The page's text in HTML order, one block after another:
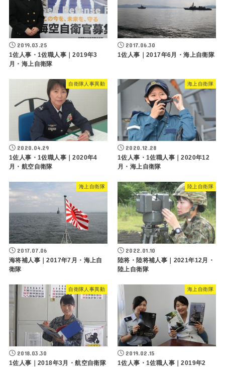
2019.03.25
1佐人事・1佐職人事｜2019年3
月・海上自衛隊
2017.06.30
1佐人事｜2017年6月・海上自衛隊
自衛隊人事異動
2020.04.29
1佐人事・1佐職人事｜2020年4
月・航空自衛隊
海上自衛隊
2020.12.28
1佐人事・1佐職人事｜2020年12
月・海上自衛隊
海上自衛隊
2017.07.06
海将補人事｜2017年7月・海上自
衛隊
陸上自衛隊
2022.01.10
陸将・陸将補人事｜2021年12月・
陸上自衛隊
自衛隊人事異動
2018.03.30
1佐人事｜2018年3月・航空自衛隊
海上自衛隊
2019.02.15
1佐人事・1佐職人事｜2019年2